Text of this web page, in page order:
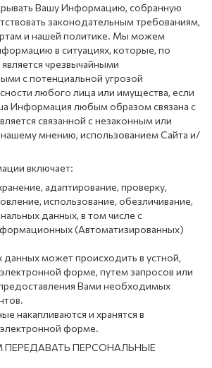
Вашу Информацию, собранную
законодательным требованиям,
и нашей политике. Мы можем
в ситуациях, которые, по
чрезвычайными
с потенциальной угрозой
любого лица или имущества, если
Информация любым образом связана с
связанной с незаконным или
мнению, использованием Сайта и/
включает:
адаптирование, проверку,
использование, обезличивание,
данных, в том числе с
(Автоматизированных)
может происходить в устной,
форме, путем запросов или
Вами необходимых
накапливаются и хранятся в
форме.
ПЕРСОНАЛЬНЫЕ